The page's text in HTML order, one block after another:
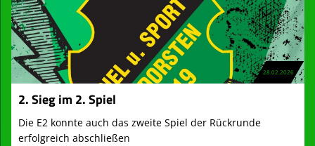
28.02.2026
2. Sieg im 2. Spiel
Die E2 konnte auch das zweite Spiel der Rückrunde
erfolgreich abschließen